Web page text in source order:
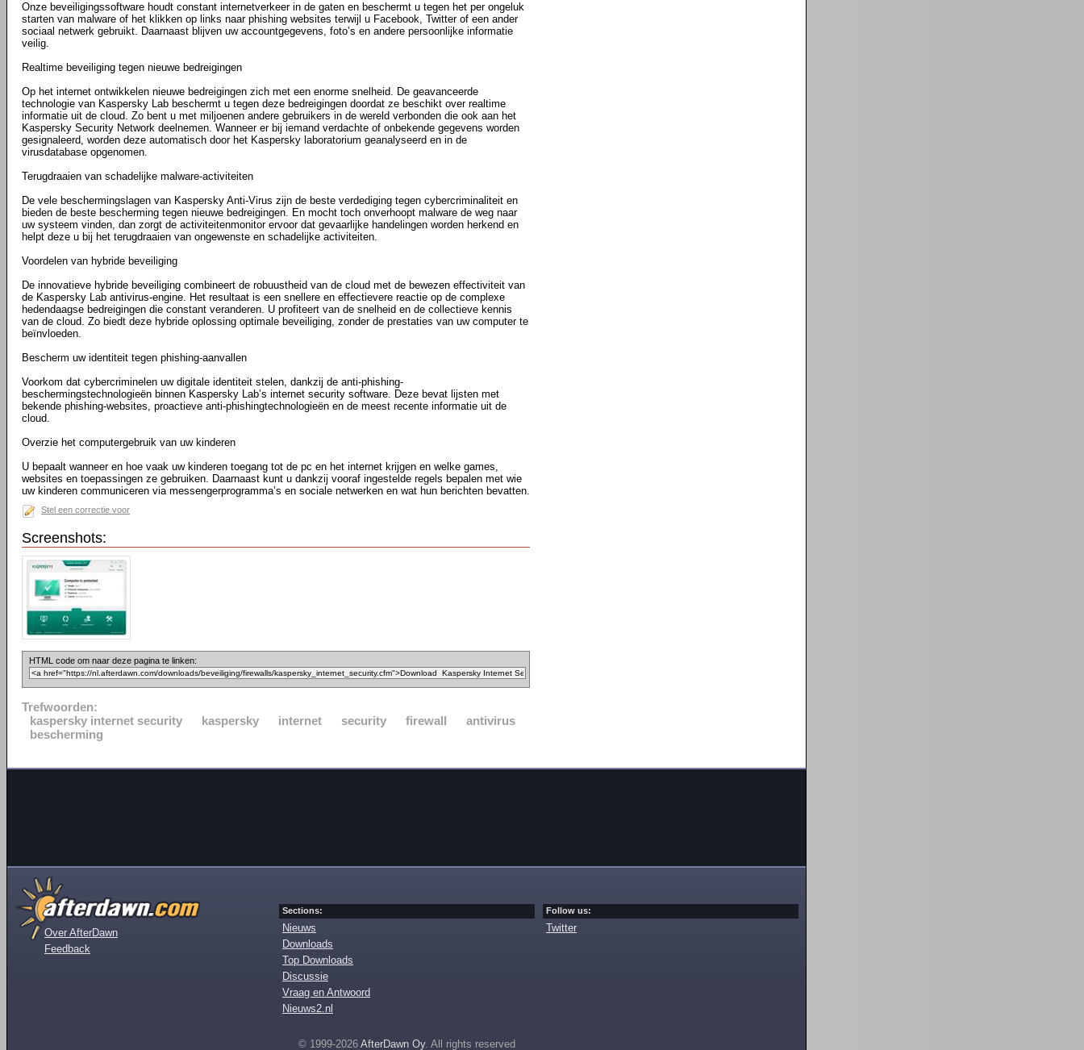
Onze beveiligingssoftware houdt constant internetverkeer in de gaten en beschermt u tegen het per ongeluk
starten van malware of het klikken op links naar phishing websites terwijl u Facebook, Twitter of een ander
sociaal netwerk gebruikt. Daarnaast blijven uw accountgegevens, foto’s en andere persoonlijke informatie
veilig.
Realtime beveiliging tegen nieuwe bedreigingen
Op het internet ontwikkelen nieuwe bedreigingen zich met een enorme snelheid. De geavanceerde
technologie van Kaspersky Lab beschermt u tegen deze bedreigingen doordat ze beschikt over realtime
informatie uit de cloud. Zo bent u met miljoenen andere gebruikers in de wereld verbonden die ook aan het
Kaspersky Security Network deelnemen. Wanneer er bij iemand verdachte of onbekende gegevens worden
gesignaleerd, worden deze automatisch door het Kaspersky laboratorium geanalyseerd en in de
virusdatabase opgenomen.
Terugdraaien van schadelijke malware-activiteiten
De vele beschermingslagen van Kaspersky Anti-Virus zijn de beste verdediging tegen cybercriminaliteit en
bieden de beste bescherming tegen nieuwe bedreigingen. En mocht toch onverhoopt malware de weg naar
uw systeem vinden, dan zorgt de activiteitenmonitor ervoor dat gevaarlijke handelingen worden herkend en
helpt deze u bij het terugdraaien van ongewenste en schadelijke activiteiten.
Voordelen van hybride beveiliging
De innovatieve hybride beveiliging combineert de robuustheid van de cloud met de bewezen effectiviteit van
de Kaspersky Lab antivirus-engine. Het resultaat is een snellere en effectievere reactie op de complexe
hedendaagse bedreigingen die constant veranderen. U profiteert van de snelheid en de collectieve kennis
van de cloud. Zo biedt deze hybride oplossing optimale beveiliging, zonder de prestaties van uw computer te
beïnvloeden.
Bescherm uw identiteit tegen phishing-aanvallen
Voorkom dat cybercriminelen uw digitale identiteit stelen, dankzij de anti-phishing-
beschermingstechnologieën binnen Kaspersky Lab’s internet security software. Deze bevat lijsten met
bekende phishing-websites, proactieve anti-phishingtechnologieën en de meest recente informatie uit de
cloud.
Overzie het computergebruik van uw kinderen
U bepaalt wanneer en hoe vaak uw kinderen toegang tot de pc en het internet krijgen en welke games,
websites en toepassingen ze gebruiken. Daarnaast kunt u dankzij vooraf ingestelde regels bepalen met wie
uw kinderen communiceren via messengerprogramma’s en sociale netwerken en wat hun berichten bevatten.
Stel een correctie voor
Screenshots:
HTML code om naar deze pagina te linken:
Trefwoorden:
kaspersky internet security
kaspersky internet security firewall
antivirus
bescherming
Over AfterDawn
Feedback
Sections:
Nieuws
Downloads
Top Downloads
Discussie
Vraag en Antwoord
Nieuws2.nl
Follow us:
Twitter
© 1999-2026 AfterDawn Oy. All rights reserved